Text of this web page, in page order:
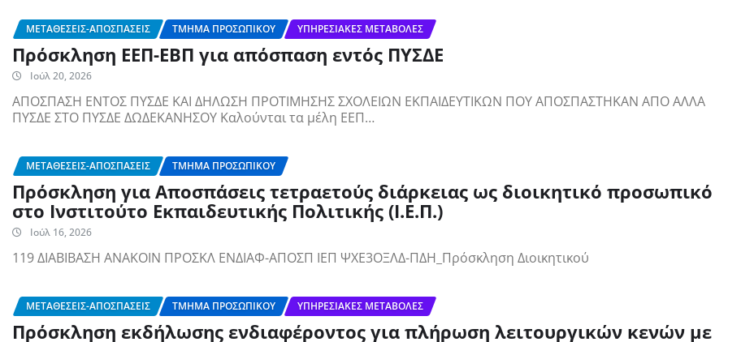
ΜΕΤΑΘΈΣΕΙΣ-ΑΠΟΣΠΆΣΕΙΣ ΤΜΉΜΑ ΠΡΟΣΩΠΙΚΟΎ ΥΠΗΡΕΣΙΑΚΈΣ ΜΕΤΑΒΟΛΈΣ
Πρόσκληση ΕΕΠ-ΕΒΠ για απόσπαση εντός ΠΥΣΔΕ
Ιούλ 20, 2026
ΑΠΟΣΠΑΣΗ ΕΝΤΟΣ ΠΥΣΔΕ ΚΑΙ ΔΗΛΩΣΗ ΠΡΟΤΙΜΗΣΗΣ ΣΧΟΛΕΙΩΝ ΕΚΠΑΙΔΕΥΤΙΚΩΝ ΠΟΥ ΑΠΟΣΠΑΣΤΗΚΑΝ ΑΠΟ ΑΛΛΑ
ΠΥΣΔΕ ΣΤΟ ΠΥΣΔΕ ΔΩΔΕΚΑΝΗΣΟΥ Καλούνται τα μέλη ΕΕΠ…
ΜΕΤΑΘΈΣΕΙΣ-ΑΠΟΣΠΆΣΕΙΣ ΤΜΉΜΑ ΠΡΟΣΩΠΙΚΟΎ
Πρόσκληση για Aποσπάσεις τετραετούς διάρκειας ως διοικητικό προσωπικό
στο Ινστιτούτο Εκπαιδευτικής Πολιτικής (Ι.Ε.Π.)
Ιούλ 16, 2026
119 ΔΙΑΒΙΒΑΣΗ ΑΝΑΚΟΙΝ ΠΡΟΣΚΛ ΕΝΔΙΑΦ-ΑΠΟΣΠ ΙΕΠ ΨΧΕ3ΟΞΛΔ-ΠΔΗ_Πρόσκληση Διοικητικού
ΜΕΤΑΘΈΣΕΙΣ-ΑΠΟΣΠΆΣΕΙΣ ΤΜΉΜΑ ΠΡΟΣΩΠΙΚΟΎ ΥΠΗΡΕΣΙΑΚΈΣ ΜΕΤΑΒΟΛΈΣ
Πρόσκληση εκδήλωσης ενδιαφέροντος για πλήρωση λειτουργικών κενών με